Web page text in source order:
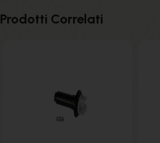
Prodotti Correlati